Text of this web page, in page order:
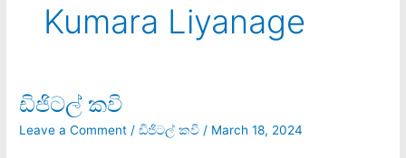
Kumara Liyanage
ඩිජිටල් කවි
Leave a Comment /ඩිජිටල් කවි / March 18, 2024
ඩිජිටල්